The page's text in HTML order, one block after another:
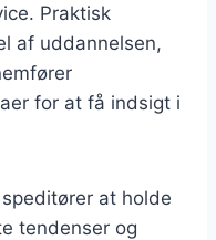
Praktisk
af uddannelsen,
for at få indsigt i
at holde
tendenser og